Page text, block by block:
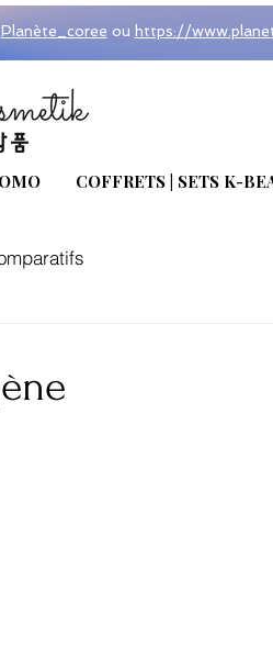
Planète_coree ou https://
COFFRETS | SETS K-